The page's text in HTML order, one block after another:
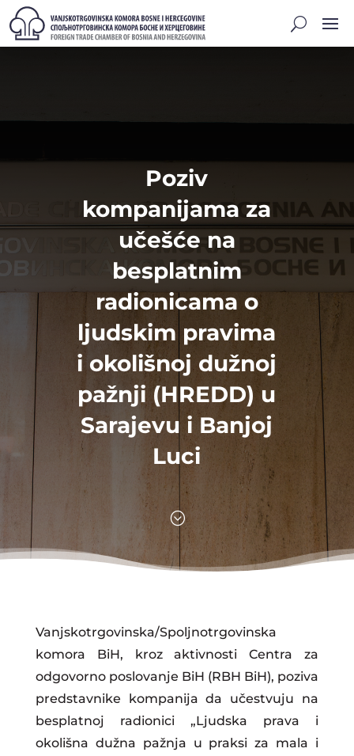
Poziv
kompanijama za
učešće na
besplatnim
radionicama o
ljudskim pravima
i okolišnoj dužnoj
pažnji (HREDD) u
Sarajevu i Banjoj
Luci
;
Vanjskotrgovinska/Spoljnotrgovinska
komora BiH, kroz aktivnosti Centra za
odgovorno poslovanje BiH (RBH BiH), poziva
predstavnike kompanija da učestvuju na
besplatnoj radionici „Ljudska prava i
okolišna dužna pažnja u praksi za mala i